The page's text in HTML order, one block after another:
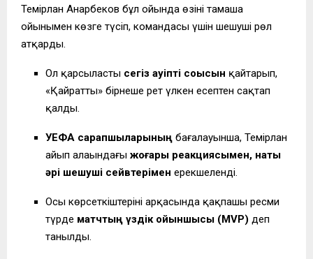
Темірлан Анарбеков бұл ойында өзінің тамаша
ойынымен көзге түсіп, командасы үшін шешуші рөл
атқарды.
Ол қарсыластың сегіз қауіпті соққысын қайтарып,
«Қайратты» бірнеше рет үлкен есептен сақтап
қалды.
УЕФА сарапшыларының бағалауынша, Темірлан
айып алаңындағы жоғары реакциясымен, нақты
әрі шешуші сейвтерімен ерекшеленді.
Осы көрсеткіштерінің арқасында қақпашы ресми
түрде матчтың үздік ойыншысы (MVP) деп
танылды.